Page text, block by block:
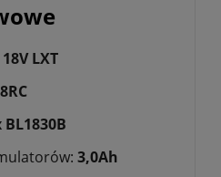
LXT
BL1830B
3,0Ah